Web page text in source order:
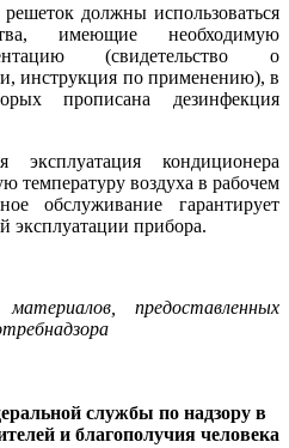
должны использоваться
имеющие необходимую
(свидетельство о
инструкция по применению), в
прописана дезинфекция
кондиционера
температуру воздуха в рабочем
обслуживание гарантирует
эксплуатации прибора.
предоставленных
службы по надзору в
и благополучия человека